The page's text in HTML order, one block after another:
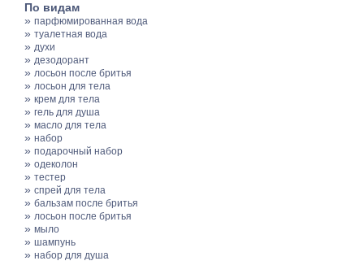
По видам
» парфюмированная вода
» туалетная вода
» духи
» дезодорант
» лосьон после бритья
» лосьон для тела
» крем для тела
» гель для душа
» масло для тела
» набор
» подарочный набор
» одеколон
» тестер
» спрей для тела
» бальзам после бритья
» лосьон после бритья
» мыло
» шампунь
» набор для душа